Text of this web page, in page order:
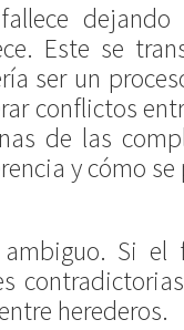
Este se
ser un
conflictos
de las
y cómo
Si
herederos.